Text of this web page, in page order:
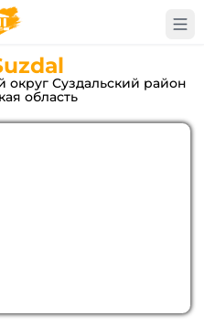
Суздальский район
область